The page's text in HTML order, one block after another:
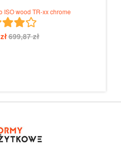
ISO wood TR-xx chrome
699,87 zł